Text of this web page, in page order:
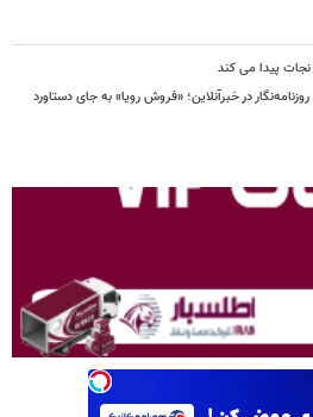
نجات پیدا می کند
در خبرآنلاین؛ «فروش رویا» به جای دستاورد